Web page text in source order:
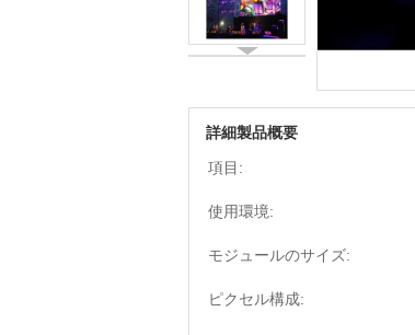
詳細製品概要
項目:
使用環境:
モジュールのサイズ:
ピクセル構成: